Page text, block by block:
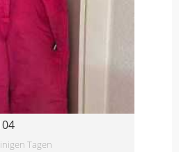
Tagen